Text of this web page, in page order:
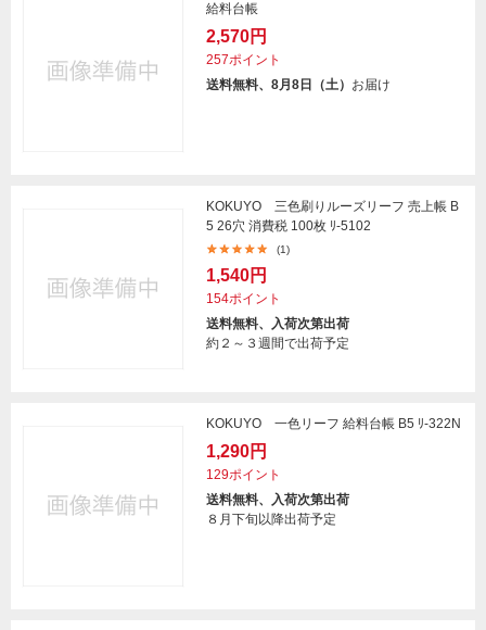
給料台帳
2,570円
257ポイント
送料無料、8月8日（土） お届け
KOKUYO 三色刷りルーズリーフ 売上帳 B
5 26穴 消費税 100枚 ﾘ-5102
(1)
1,540円
154ポイント
送料無料、入荷次第出荷
約２～３週間で出荷予定
KOKUYO 一色リーフ 給料台帳 B5 ﾘ-322N
1,290円
129ポイント
送料無料、入荷次第出荷
８月下旬以降出荷予定